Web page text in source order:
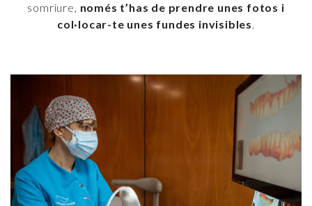
somriure, només t’has de prendre unes fotos i
col·locar-te unes fundes invisibles.